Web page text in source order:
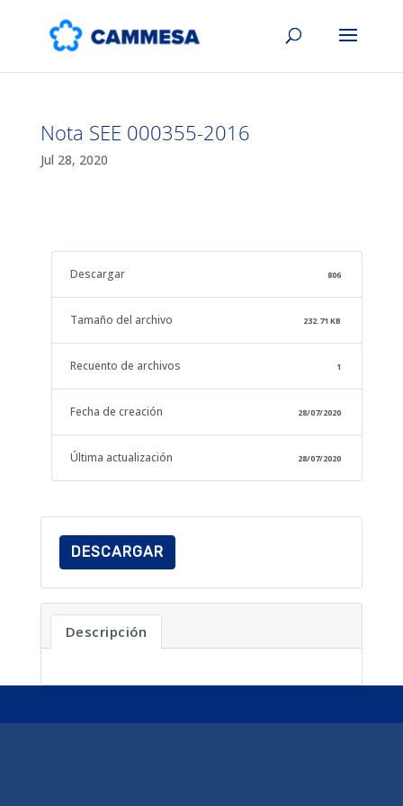
Nota SEE 000355-2016
Jul 28, 2020
Descargar 806
Tamaño del archivo 232.71 KB
Recuento de archivos 1
Fecha de creación 28/07/2020
Última actualización 28/07/2020
DESCARGAR
Descripción